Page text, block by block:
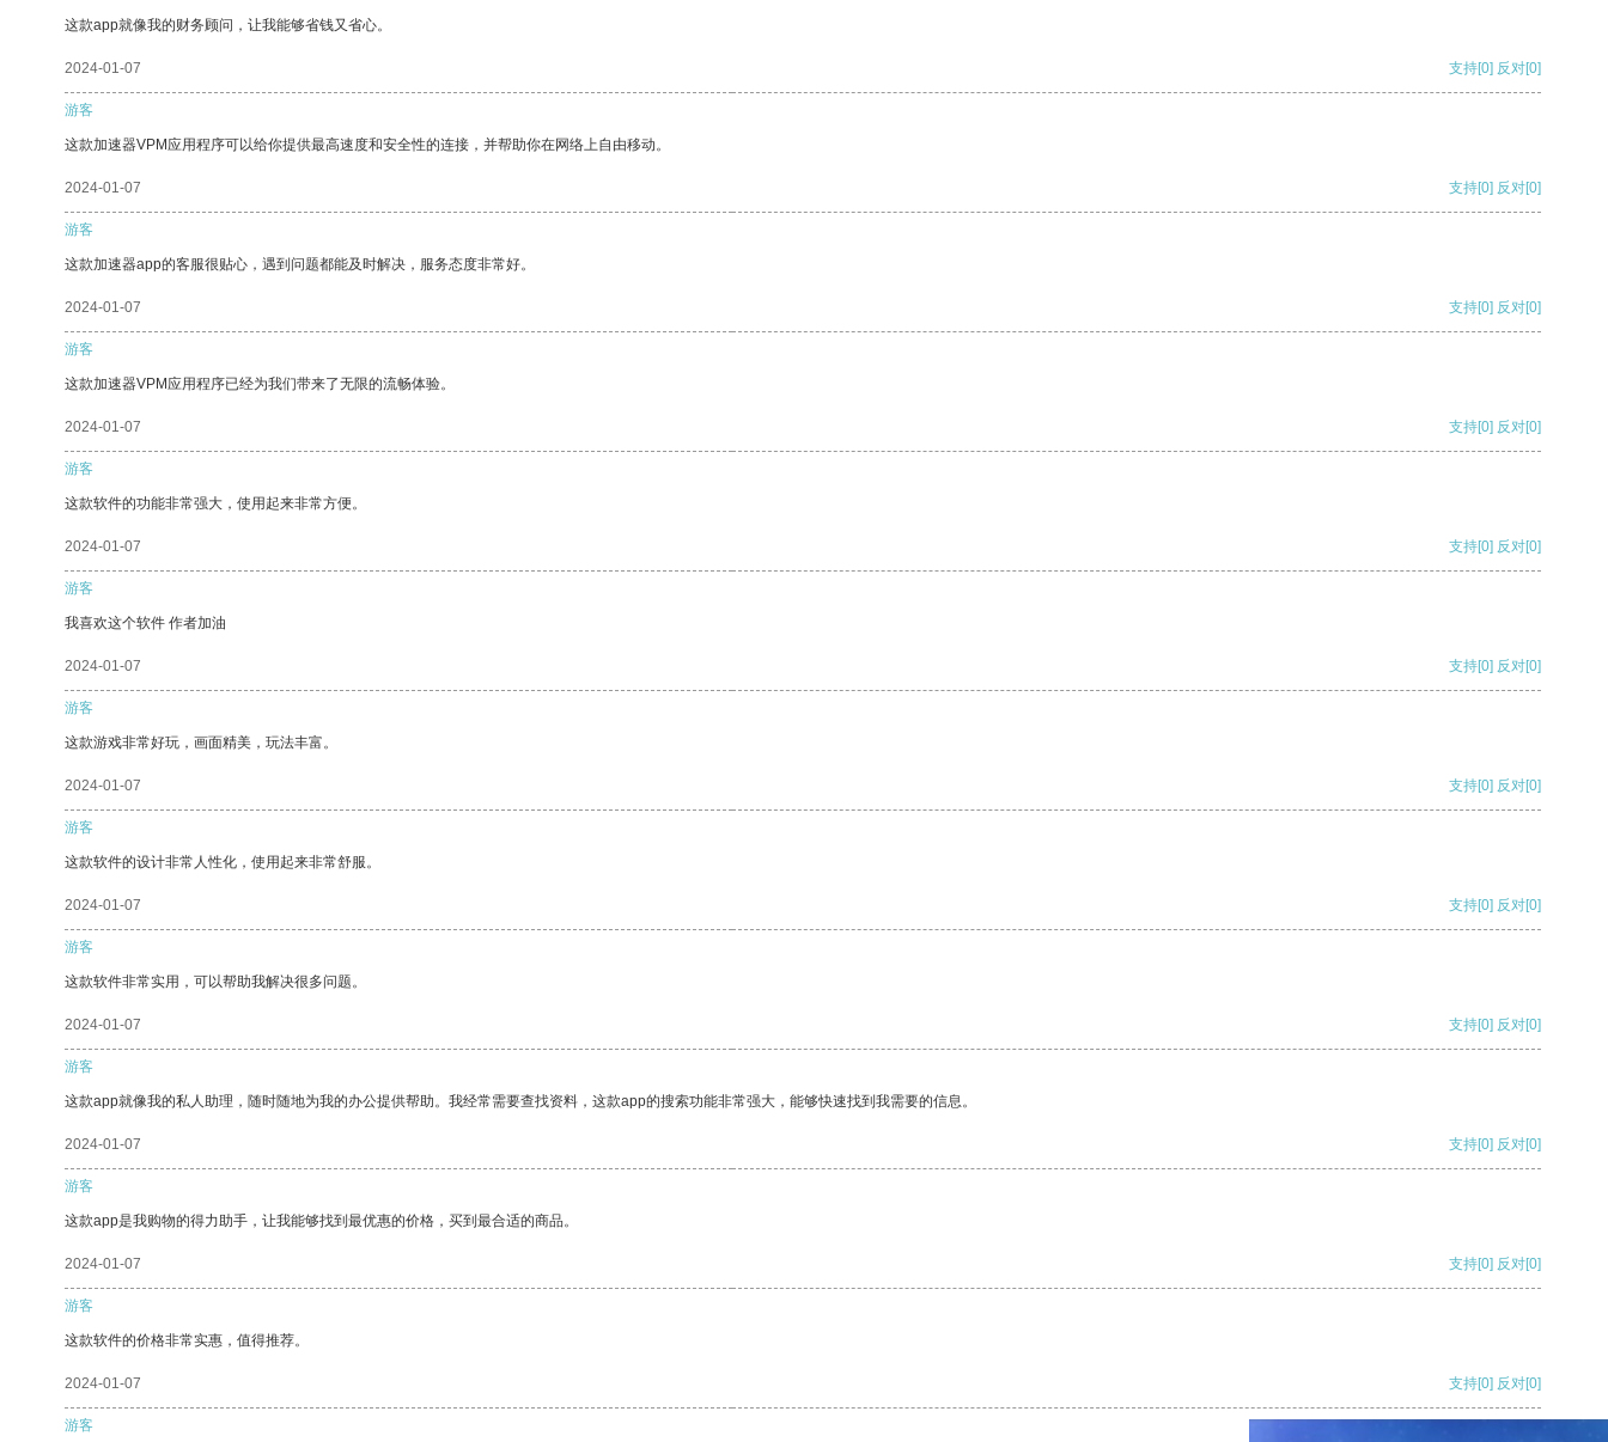
这款app就像我的财务顾问，让我能够省钱又省心。
2024-01-07 支持[0] 反对[0]
游客
这款加速器VPM应用程序可以给你提供最高速度和安全性的连接，并帮助你在网络上自由移动。
2024-01-07 支持[0] 反对[0]
游客
这款加速器app的客服很贴心，遇到问题都能及时解决，服务态度非常好。
2024-01-07 支持[0] 反对[0]
游客
这款加速器VPM应用程序已经为我们带来了无限的流畅体验。
2024-01-07 支持[0] 反对[0]
游客
这款软件的功能非常强大，使用起来非常方便。
2024-01-07 支持[0] 反对[0]
游客
我喜欢这个软件 作者加油
2024-01-07 支持[0] 反对[0]
游客
这款游戏非常好玩，画面精美，玩法丰富。
2024-01-07 支持[0] 反对[0]
游客
这款软件的设计非常人性化，使用起来非常舒服。
2024-01-07 支持[0] 反对[0]
游客
这款软件非常实用，可以帮助我解决很多问题。
2024-01-07 支持[0] 反对[0]
游客
这款app就像我的私人助理，随时随地为我的办公提供帮助。我经常需要查找资料，这款app的搜索功能非常强大，能够快速找到我需要的信息。
2024-01-07 支持[0] 反对[0]
游客
这款app是我购物的得力助手，让我能够找到最优惠的价格，买到最合适的商品。
2024-01-07 支持[0] 反对[0]
游客
这款软件的价格非常实惠，值得推荐。
2024-01-07 支持[0] 反对[0]
游客